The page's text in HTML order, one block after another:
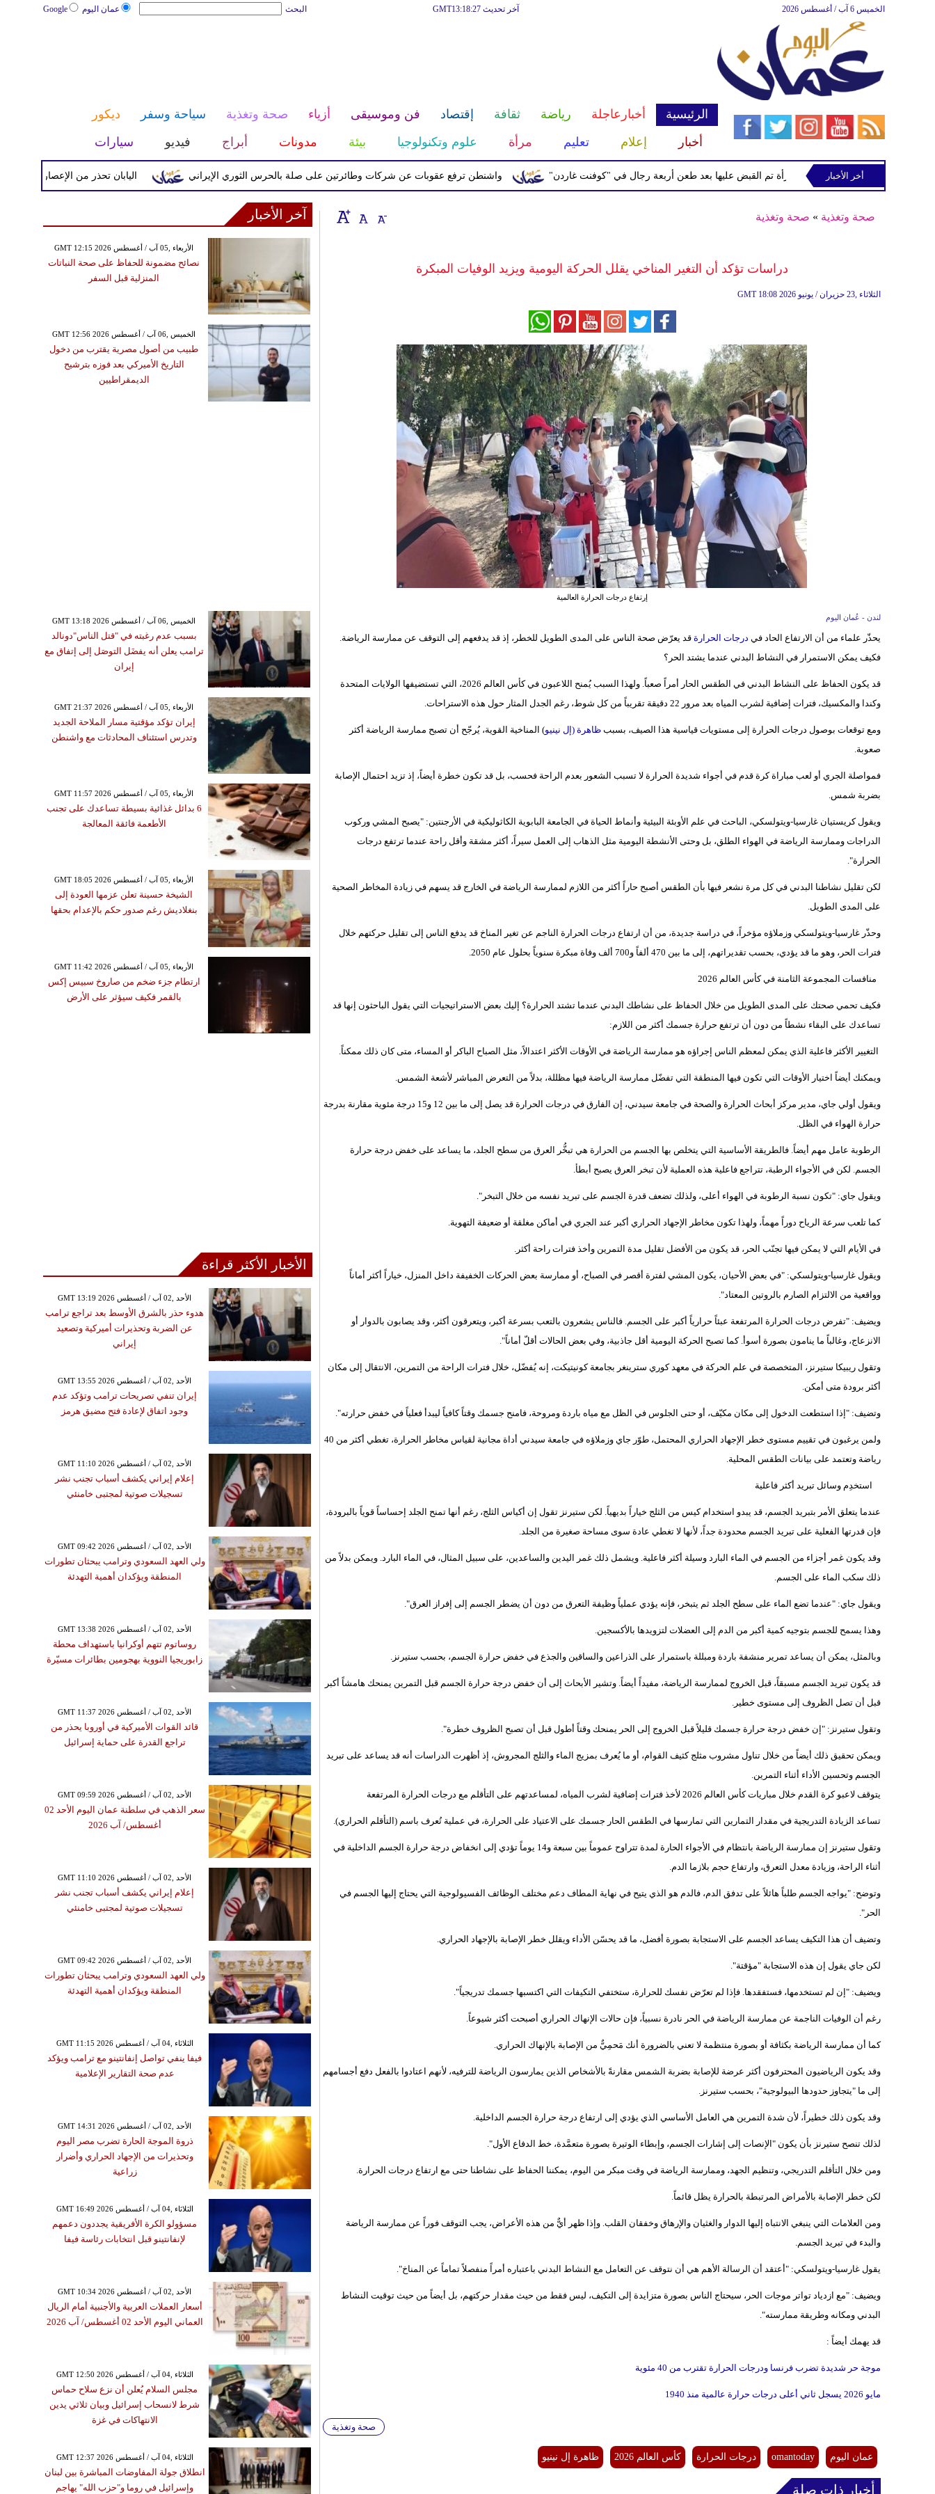
عمان اليوم Google البحث آخر تحديث GMT13:18:27 الخميس 6 آب / أغسطس 2026
الرئيسية أخبارعاجلة رياضة ثقافة إقتصاد فن وموسيقى أزياء صحة وتغذية سياحة وسفر
ديكور
أخبار
إعلام تعليم مرأة علوم وتكنولوجيا بيئة مدونات أبراج فيديو سيارات
اليابان تحذر من الإعصار دولفين ورياح واشنطن ترفع عقوبات عن شركات وطائرتين على صلة بالحرس الثوري الإيراني الشرطة تعتقل إمرأة تم القبض عليها بعد طعن أربعة رجال في "كوفنت غاردن"
أخر الأخبار
صحة وتغذية » صحة وتغذية
دراسات تؤكد أن التغير المناخي يقلل الحركة اليومية ويزيد الوفيات المبكرة
GMT 18:08 2026 الثلاثاء ,23 حزيران / يونيو
إرتفاع درجات الحرارة العالمية
لندن - عُمان اليوم
يحذّر علماء من أن الارتفاع الحاد في درجات الحرارة قد يعرّض صحة الناس على المدى الطويل للخطر، إذ قد يدفعهم إلى التوقف عن ممارسة الرياضة.
فكيف يمكن الاستمرار في النشاط البدني عندما يشتد الحر؟
قد يكون الحفاظ على النشاط البدني في الطقس الحار أمراً صعباً. ولهذا السبب يُمنح اللاعبون في كأس العالم 2026، التي تستضيفها الولايات المتحدة
وكندا والمكسيك، فترات إضافية لشرب المياه بعد مرور 22 دقيقة تقريباً من كل شوط، رغم الجدل المثار حول هذه الاستراحات.
ومع توقعات بوصول درجات الحرارة إلى مستويات قياسية هذا الصيف، بسبب ظاهرة (إل نينيو) المناخية القوية، يُرجّح أن تصبح ممارسة الرياضة أكثر
صعوبة.
فمواصلة الجري أو لعب مباراة كرة قدم في أجواء شديدة الحرارة لا تسبب الشعور بعدم الراحة فحسب، بل قد تكون خطرة أيضاً، إذ تزيد احتمال الإصابة
بضربة شمس.
ويقول كريستيان غارسيا-ويتولسكي، الباحث في علم الأوبئة البيئية وأنماط الحياة في الجامعة البابوية الكاثوليكية في الأرجنتين: "يصبح المشي وركوب
الدراجات وممارسة الرياضة في الهواء الطلق، بل وحتى الأنشطة اليومية مثل الذهاب إلى العمل سيراً، أكثر مشقة وأقل راحة عندما ترتفع درجات
الحرارة".
لكن تقليل نشاطنا البدني في كل مرة نشعر فيها بأن الطقس أصبح حاراً أكثر من اللازم لممارسة الرياضة في الخارج قد يسهم في زيادة المخاطر الصحية
على المدى الطويل.
وحذّر غارسيا-ويتولسكي وزملاؤه مؤخراً، في دراسة جديدة، من أن ارتفاع درجات الحرارة الناجم عن تغير المناخ قد يدفع الناس إلى تقليل حركتهم خلال
فترات الحر، وهو ما قد يؤدي، بحسب تقديراتهم، إلى ما بين 470 ألفاً و700 ألف وفاة مبكرة سنوياً بحلول عام 2050.
منافسات المجموعة الثامنة في كأس العالم 2026
فكيف تحمي صحتك على المدى الطويل من خلال الحفاظ على نشاطك البدني عندما تشتد الحرارة؟ إليك بعض الاستراتيجيات التي يقول الباحثون إنها قد
تساعدك على البقاء نشطاً من دون أن ترتفع حرارة جسمك أكثر من اللازم:
التغيير الأكثر فاعلية الذي يمكن لمعظم الناس إجراؤه هو ممارسة الرياضة في الأوقات الأكثر اعتدالاً، مثل الصباح الباكر أو المساء، متى كان ذلك ممكناً.
ويمكنك أيضاً اختيار الأوقات التي تكون فيها المنطقة التي تفضّل ممارسة الرياضة فيها مظللة، بدلاً من التعرض المباشر لأشعة الشمس.
ويقول أولي جاي، مدير مركز أبحاث الحرارة والصحة في جامعة سيدني، إن الفارق في درجات الحرارة قد يصل إلى ما بين 12 و15 درجة مئوية مقارنة بدرجة
حرارة الهواء في الظل.
الرطوبة عامل مهم أيضاً. فالطريقة الأساسية التي يتخلص بها الجسم من الحرارة هي تبخُّر العرق من سطح الجلد، ما يساعد على خفض درجة حرارة
الجسم. لكن في الأجواء الرطبة، تتراجع فاعلية هذه العملية لأن تبخر العرق يصبح أبطأ.
ويقول جاي: "تكون نسبة الرطوبة في الهواء أعلى، ولذلك تضعف قدرة الجسم على تبريد نفسه من خلال التبخر".
كما تلعب سرعة الرياح دوراً مهماً، ولهذا تكون مخاطر الإجهاد الحراري أكبر عند الجري في أماكن مغلقة أو ضعيفة التهوية.
في الأيام التي لا يمكن فيها تجنّب الحر، قد يكون من الأفضل تقليل مدة التمرين وأخذ فترات راحة أكثر.
ويقول غارسيا-ويتولسكي: "في بعض الأحيان، يكون المشي لفترة أقصر في الصباح، أو ممارسة بعض الحركات الخفيفة داخل المنزل، خياراً أكثر أماناً
وواقعية من الالتزام الصارم بالروتين المعتاد".
ويضيف: "تفرض درجات الحرارة المرتفعة عبئاً حرارياً أكبر على الجسم. فالناس يشعرون بالتعب بسرعة أكبر، ويتعرقون أكثر، وقد يصابون بالدوار أو
الانزعاج، وغالباً ما ينامون بصورة أسوأ. كما تصبح الحركة اليومية أقل جاذبية، وفي بعض الحالات أقلّ أماناً".
وتقول ريبيكا ستيرنز، المتخصصة في علم الحركة في معهد كوري سترينغر بجامعة كونيتيكت، إنه يُفضّل، خلال فترات الراحة من التمرين، الانتقال إلى مكان
أكثر برودة متى أمكن.
وتضيف: "إذا استطعت الدخول إلى مكان مكيّف، أو حتى الجلوس في الظل مع مياه باردة ومروحة، فامنح جسمك وقتاً كافياً ليبدأ فعلياً في خفض حرارته".
ولمن يرغبون في تقييم مستوى خطر الإجهاد الحراري المحتمل، طوّر جاي وزملاؤه في جامعة سيدني أداة مجانية لقياس مخاطر الحرارة، تغطي أكثر من 40
رياضة وتعتمد على بيانات الطقس المحلية.
استخدِم وسائل تبريد أكثر فاعلية
عندما يتعلق الأمر بتبريد الجسم، قد يبدو استخدام كيس من الثلج خياراً بديهياً. لكن ستيرنز تقول إن أكياس الثلج، رغم أنها تمنح الجلد إحساساً قوياً بالبرودة،
فإن قدرتها الفعلية على تبريد الجسم محدودة جداً، لأنها لا تغطي عادة سوى مساحة صغيرة من الجلد.
وقد يكون غمر أجزاء من الجسم في الماء البارد وسيلة أكثر فاعلية. ويشمل ذلك غمر اليدين والساعدين، على سبيل المثال، في الماء البارد. ويمكن بدلاً من
ذلك سكب الماء على الجسم.
ويقول جاي: "عندما تضع الماء على سطح الجلد ثم يتبخر، فإنه يؤدي عملياً وظيفة التعرق من دون أن يضطر الجسم إلى إفراز العرق".
وهذا يسمح للجسم بتوجيه كمية أكبر من الدم إلى العضلات لتزويدها بالأكسجين.
وبالمثل، يمكن أن يساعد تمرير منشفة باردة ومبللة باستمرار على الذراعين والساقين والجذع في خفض حرارة الجسم، بحسب ستيرنز.
قد يكون تبريد الجسم مسبقاً، قبل الخروج لممارسة الرياضة، مفيداً أيضاً. وتشير الأبحاث إلى أن خفض درجة حرارة الجسم قبل التمرين يمنحك هامشاً أكبر
قبل أن تصل الظروف إلى مستوى خطير.
وتقول ستيرنز: "إن خفض درجة حرارة جسمك قليلاً قبل الخروج إلى الحر يمنحك وقتاً أطول قبل أن تصبح الظروف خطرة".
ويمكن تحقيق ذلك أيضاً من خلال تناول مشروب مثلج كثيف القوام، أو ما يُعرف بمزيج الماء والثلج المجروش، إذ أظهرت الدراسات أنه قد يساعد على تبريد
الجسم وتحسين الأداء أثناء التمرين.
يتوقف لاعبو كرة القدم خلال مباريات كأس العالم 2026 لأخذ فترات إضافية لشرب المياه، لمساعدتهم على التأقلم مع درجات الحرارة المرتفعة
تساعد الزيادة التدريجية في مقدار التمارين التي تمارسها في الطقس الحار جسمك على الاعتياد على الحرارة، في عملية تُعرف باسم (التأقلم الحراري).
وتقول ستيرنز إن ممارسة الرياضة بانتظام في الأجواء الحارة لمدة تتراوح عموماً بين سبعة و14 يوماً تؤدي إلى انخفاض درجة حرارة الجسم الداخلية في
أثناء الراحة، وزيادة معدل التعرق، وارتفاع حجم بلازما الدم.
وتوضح: "يواجه الجسم طلباً هائلاً على تدفق الدم، فالدم هو الذي يتيح في نهاية المطاف دعم مختلف الوظائف الفسيولوجية التي يحتاج إليها الجسم في
الحر".
وتضيف أن هذا التكيف يساعد الجسم على الاستجابة بصورة أفضل، ما قد يحسّن الأداء ويقلل خطر الإصابة بالإجهاد الحراري.
لكن جاي يقول إن هذه الاستجابة "مؤقتة".
ويضيف: "إن لم تستخدمها، فستفقدها. فإذا لم تعرّض نفسك للحرارة، ستختفي التكيفات التي اكتسبها جسمك تدريجياً".
رغم أن الوفيات الناجمة عن ممارسة الرياضة في الحر نادرة نسبياً، فإن حالات الإنهاك الحراري أصبحت أكثر شيوعاً.
كما أن ممارسة الرياضة بكثافة أو بصورة منتظمة لا تعني بالضرورة أنك مَحمِيٌّ من الإصابة بالإنهاك الحراري.
وقد يكون الرياضيون المحترفون أكثر عرضة للإصابة بضربة الشمس مقارنةً بالأشخاص الذين يمارسون الرياضة للترفيه، لأنهم اعتادوا بالفعل دفع أجسامهم
إلى ما "يتجاوز حدودها البيولوجية"، بحسب ستيرنز.
وقد يكون ذلك خطيراً، لأن شدة التمرين هي العامل الأساسي الذي يؤدي إلى ارتفاع درجة حرارة الجسم الداخلية.
لذلك تنصح ستيرنز بأن يكون "الإنصات إلى إشارات الجسم، وإبطاء الوتيرة بصورة متعمَّدة، خط الدفاع الأول".
ومن خلال التأقلم التدريجي، وتنظيم الجهد، وممارسة الرياضة في وقت مبكر من اليوم، يمكننا الحفاظ على نشاطنا حتى مع ارتفاع درجات الحرارة.
لكن خطر الإصابة بالأمراض المرتبطة بالحرارة يظل قائماً.
ومن العلامات التي ينبغي الانتباه إليها الدوار والغثيان والإرهاق وخفقان القلب. وإذا ظهر أيٌّ من هذه الأعراض، يجب التوقف فوراً عن ممارسة الرياضة
والبدء في تبريد الجسم.
يقول غارسيا-ويتولسكي: "أعتقد أن الرسالة الأهم هي أن نتوقف عن التعامل مع النشاط البدني باعتباره أمراً منفصلاً تماماً عن المناخ".
ويضيف: "مع ازدياد تواتر موجات الحر، سيحتاج الناس بصورة متزايدة إلى التكيف، ليس فقط من حيث مقدار حركتهم، بل أيضاً من حيث توقيت النشاط
البدني ومكانه وطريقة ممارسته".
قد يهمك أيضاً :
موجة حر شديدة تضرب فرنسا ودرجات الحرارة تقترب من 40 مئوية
مايو 2026 يسجل ثاني أعلى درجات حرارة عالمية منذ 1940
صحة وتغذية
عمان اليوم omantoday درجات الحرارة كأس العالم 2026 ظاهرة إل نينيو
أخبار ذات صلة
آخر الأخبار
GMT 12:15 2026 الأربعاء ,05 آب / أغسطس
نصائح مضمونة للحفاظ على صحة النباتات
المنزلية قبل السفر
GMT 12:56 2026 الخميس ,06 آب / أغسطس
طبيب من أصول مصرية يقترب من دخول
التاريخ الأميركي بعد فوزه بترشيح
الديمقراطيين
GMT 13:18 2026 الخميس ,06 آب / أغسطس
بسبب عدم رغبته في "قتل الناس"دونالد
ترامب يعلن أنه يفضَل التوصَل إلى إتفاق مع
إيران
GMT 21:37 2026 الأربعاء ,05 آب / أغسطس
إيران تؤكد مؤقتية مسار الملاحة الجديد
وتدرس استئناف المحادثات مع واشنطن
GMT 11:57 2026 الأربعاء ,05 آب / أغسطس
6 بدائل غذائية بسيطة تساعدك على تجنب
الأطعمة فائقة المعالجة
GMT 18:05 2026 الأربعاء ,05 آب / أغسطس
الشيخة حسينة تعلن عزمها العودة إلى
بنغلاديش رغم صدور حكم بالإعدام بحقها
GMT 11:42 2026 الأربعاء ,05 آب / أغسطس
ارتطام جزء ضخم من صاروخ سبيس إكس
بالقمر فكيف سيؤثر على الأرض
الأخبار الأكثر قراءة
GMT 13:19 2026 الأحد ,02 آب / أغسطس
هدوء حذر بالشرق الأوسط بعد تراجع ترامب
عن الضربة وتحذيرات أميركية وتصعيد
إيراني
GMT 13:55 2026 الأحد ,02 آب / أغسطس
إيران تنفي تصريحات ترامب وتؤكد عدم
وجود اتفاق لإعادة فتح مضيق هرمز
GMT 11:10 2026 الأحد ,02 آب / أغسطس
إعلام إيراني يكشف أسباب تجنب نشر
تسجيلات صوتية لمجتبى خامنئي
GMT 09:42 2026 الأحد ,02 آب / أغسطس
ولي العهد السعودي وترامب يبحثان تطورات
المنطقة ويؤكدان أهمية التهدئة
GMT 13:38 2026 الأحد ,02 آب / أغسطس
روساتوم تتهم أوكرانيا باستهداف محطة
زابوريجيا النووية بهجومين بطائرات مسيّرة
GMT 11:37 2026 الأحد ,02 آب / أغسطس
قائد القوات الأميركية في أوروبا يحذر من
تراجع القدرة على حماية إسرائيل
GMT 09:59 2026 الأحد ,02 آب / أغسطس
سعر الذهب في سلطنة عمان اليوم الأحد 02
أغسطس/ آب 2026
GMT 11:10 2026 الأحد ,02 آب / أغسطس
إعلام إيراني يكشف أسباب تجنب نشر
تسجيلات صوتية لمجتبى خامنئي
GMT 09:42 2026 الأحد ,02 آب / أغسطس
ولي العهد السعودي وترامب يبحثان تطورات
المنطقة ويؤكدان أهمية التهدئة
GMT 11:15 2026 الثلاثاء ,04 آب / أغسطس
فيفا ينفي تواصل إنفانتينو مع ترامب ويؤكد
عدم صحة التقارير الإعلامية
GMT 14:31 2026 الأحد ,02 آب / أغسطس
ذروة الموجة الحارة تضرب مصر اليوم
وتحذيرات من الإجهاد الحراري وأضرار
زراعية
GMT 16:49 2026 الثلاثاء ,04 آب / أغسطس
مسؤولو الكرة الأفريقية يجددون دعمهم
لإنفانتينو قبل انتخابات رئاسة فيفا
GMT 10:34 2026 الأحد ,02 آب / أغسطس
أسعار العملات العربية والأجنبية أمام الريال
العماني اليوم الأحد 02 أغسطس/ آب 2026
GMT 12:50 2026 الثلاثاء ,04 آب / أغسطس
مجلس السلام يُعلن أن نزع سلاح حماس
شرط لانسحاب إسرائيل وبيان ثلاثي يدين
الانتهاكات في غزة
GMT 12:37 2026 الثلاثاء ,04 آب / أغسطس
انطلاق جولة المفاوضات المباشرة بين لبنان
وإسرائيل في روما و"حزب الله" يهاجم